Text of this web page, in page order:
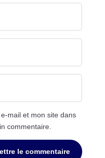
mail et mon site dans
commentaire.
le commentaire